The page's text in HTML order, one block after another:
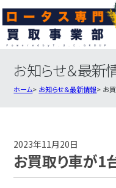
3ステップのカンタン査定
ロータス買取実績
お知らせ＆最新
ホーム お知らせ＆最新情報 お
2023年11月20日
お買取り車が1